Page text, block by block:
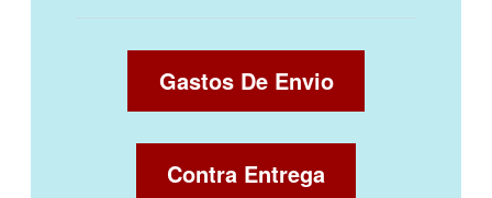
Gastos De Envio
Contra Entrega